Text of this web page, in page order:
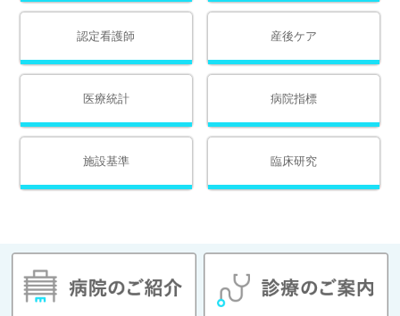
認定看護師 産後ケア
医療統計 病院指標
施設基準 臨床研究